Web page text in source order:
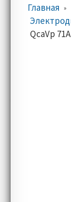
Главная »
QcaVp 71A